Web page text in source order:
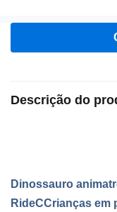
Descrição do
Dinossauro
RideCCrianças em